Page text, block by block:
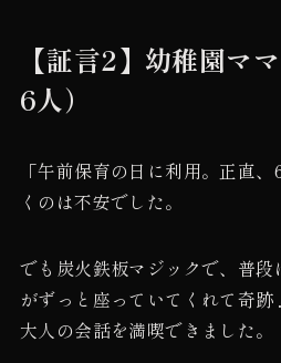
【証言2】幼稚園マ
6人）
「午前保育の日に利用。正直
くのは不安でした。
でも炭火鉄板マジックで、普段
がずっと座っていてくれて奇
大人の会話を満喫できました。